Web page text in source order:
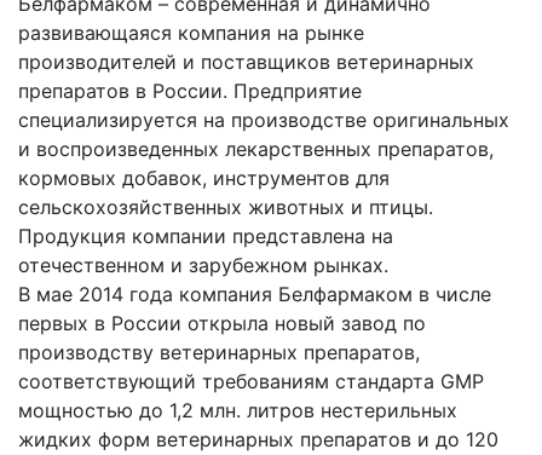
развивающаяся компания на рынке
производителей и поставщиков ветеринарных
препаратов в России. Предприятие
специализируется на производстве оригинальных
и воспроизведенных лекарственных препаратов,
кормовых добавок, инструментов для
сельскохозяйственных животных и птицы.
Продукция компании представлена на
отечественном и зарубежном рынках.
В мае 2014 года компания Белфармаком в числе
первых в России открыла новый завод по
производству ветеринарных препаратов,
соответствующий требованиям стандарта GMP
мощностью до 1,2 млн. литров нестерильных
жидких форм ветеринарных препаратов и до 120